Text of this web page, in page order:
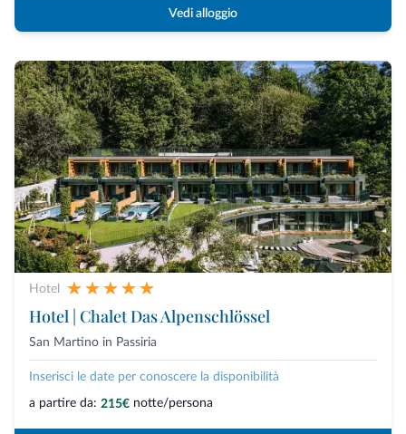
Vedi alloggio
Hotel
Hotel | Chalet Das Alpenschlössel
San Martino in Passiria
Inserisci le date per conoscere la disponibilità
a partire da: 215€ notte/persona